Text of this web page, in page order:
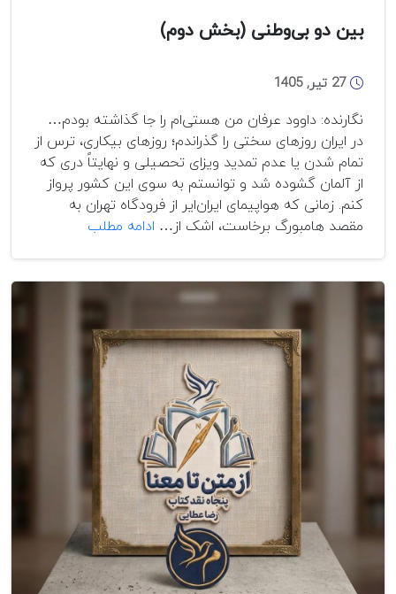
بین دو بی‌وطنی (بخش دوم)
27 تیر, 1405
نگارنده: داوود عرفان من هستی‌ام را جا گذاشته بودم…
در ایران روزهای سختی را گذراندم؛ روزهای بیکاری، ترس از
تمام شدن یا عدم تمدید ویزای تحصیلی و نهایتاً دری که
از آلمان گشوده شد و توانستم به سوی این کشور پرواز
کنم. زمانی که هواپیمای ایران‌ایر از فرودگاه تهران به
مقصد هامبورگ برخاست، اشک از… ادامه مطلب